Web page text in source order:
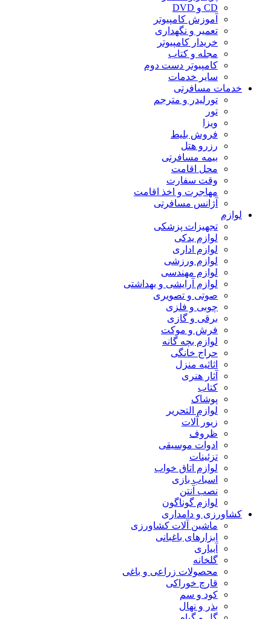
CD و DVD
آموزش کامپیوتر
تعمیر و نگهداری
خریدار کامپیوتر
مجله و کتاب
کامپیوتر دست دوم
سایر خدمات
خدمات مسافرتی
تورلیدر و مترجم
تور
ویزا
فروش بلیط
رزرو هتل
بیمه مسافرتی
محل اقامت
وقت سفارت
مهاجرت و اخذ اقامت
آژانس مسافرتی
لوازم
تجهیزات پزشکی
لوازم یدکی
لوازم اداری
لوازم ورزشی
لوازم مهندسی
لوازم آرایشی و بهداشتی
صوتی و تصویری
چوبی و فلزی
برقی و گازی
فرش و موکت
لوازم بچه گانه
حراج خانگی
اثاثیه منزل
آثار هنری
کتاب
پوشاک
لوازم التحریر
زیور آلات
ظروف
ادوات موسیقی
تزئینات
لوازم اتاق خواب
اسباب بازی
نصب آنتن
لوازم گوناگون
کشاورزی و دامداری
ماشین آلات کشاورزی
ابزارهای باغبانی
آبیاری
گلخانه
محصولات زراعی و باغی
قارچ خوراکی
کود و سم
بذر و نهال